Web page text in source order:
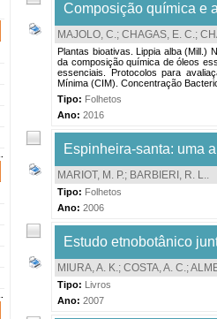
Composição química e
MAJOLO, C.; CHAGAS, E. C.;
Plantas bioativas. Lippia alba (Mill.)
da composição química de óleos
essenciais. Protocolos para
Mínima (CIM). Concentração
Tipo: Folhetos
Ano: 2016
Espinheira-santa: uma
MARIOT, M. P.; BARBIERI, R. L..
Tipo: Folhetos
Ano: 2006
Estudo etnobotânico
MIURA, A. K.; COSTA, A. C.;
Tipo: Livros
Ano: 2007